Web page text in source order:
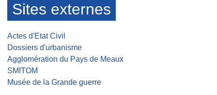
Sites externes
Actes d'Etat Civil
Dossiers d'urbanisme
Agglomération du Pays de Meaux
SMITOM
Musée de la Grande guerre